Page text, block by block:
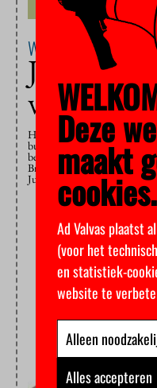
Wetenschap 13
Juristen
van nieuw
Het verbod voor
buitenlanders, is
bestuursrecht Jon Schilder
Brouwer (algemene
Juristenblad. Het verbod
Deze
maakt
cookies.
Ad Valvas plaatst
(voor het
en statistiek-
website te
Alleen
Alles accepteren